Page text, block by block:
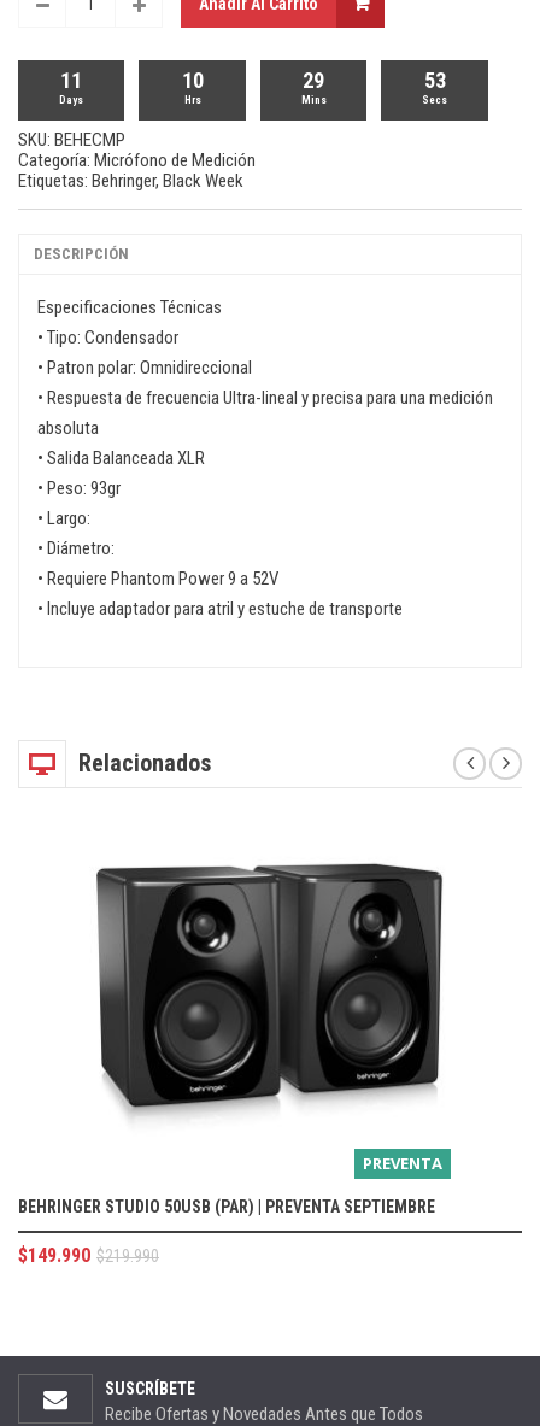
11
Days
10
Hrs
29
Mins
53
Secs
SKU: BEHECMP
Categoría: Micrófono de Medición
Etiquetas: Behringer, Black Week
DESCRIPCIÓN
Especificaciones Técnicas
• Tipo: Condensador
• Patron polar: Omnidireccional
• Respuesta de frecuencia Ultra-lineal y precisa para una medición
absoluta
• Salida Balanceada XLR
• Peso: 93gr
• Largo:
• Diámetro:
• Requiere Phantom Power 9 a 52V
• Incluye adaptador para atril y estuche de transporte
Relacionados
PREVENTA
BEHRINGER STUDIO 50USB (PAR) | PREVENTA SEPTIEMBRE
$219.990
$149.990
SUSCRÍBETE
Recibe Ofertas y Novedades Antes que Todos